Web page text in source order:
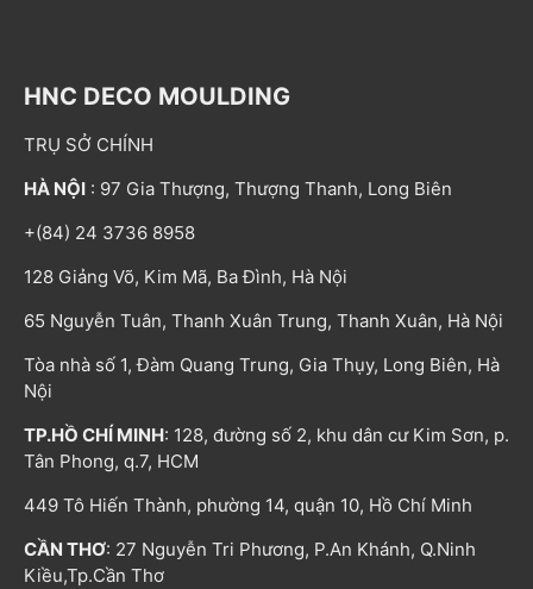
HNC DECO MOULDING
TRỤ SỞ CHÍNH
HÀ NỘI : 97 Gia Thượng, Thượng Thanh, Long Biên
+(84) 24 3736 8958
128 Giảng Võ, Kim Mã, Ba Đình, Hà Nội
65 Nguyễn Tuân, Thanh Xuân Trung, Thanh Xuân, Hà Nội
Tòa nhà số 1, Đàm Quang Trung, Gia Thụy, Long Biên, Hà
Nội
TP.HỒ CHÍ MINH: 128, đường số 2, khu dân cư Kim Sơn, p.
Tân Phong, q.7, HCM
449 Tô Hiến Thành, phường 14, quận 10, Hồ Chí Minh
CẦN THƠ: 27 Nguyễn Tri Phương, P.An Khánh, Q.Ninh
Kiều,Tp.Cần Thơ